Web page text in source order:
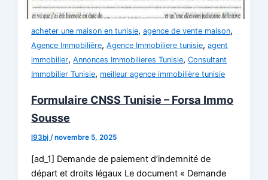
acheter une maison en tunisie,agence de vente maison,
Agence Immobilière,Agence Immobiliere tunisie,agent
immobilier,Annonces Immobilieres Tunisie,Consultant
Immobilier Tunisie, meilleur agence immobilière tunisie
Formulaire CNSS Tunisie – Forsa Immo
Sousse
l93bj/novembre 5, 2025
[ad_1] Demande de paiement d’indemnité de
départ et droits légaux Le document « Demande